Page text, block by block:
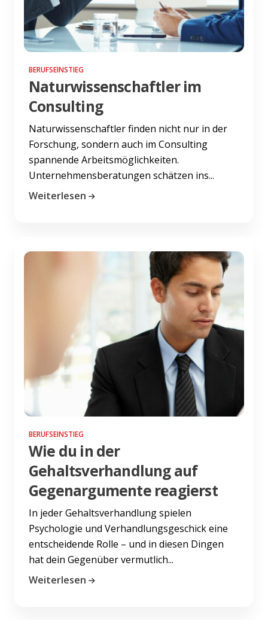
BERUFSEINSTIEG
Naturwissenschaftler im
Consulting
Naturwissenschaftler finden nicht nur in der
Forschung, sondern auch im Consulting
spannende Arbeitsmöglichkeiten.
Unternehmensberatungen schätzen ins...
Weiterlesen
BERUFSEINSTIEG
Wie du in der
Gehaltsverhandlung auf
Gegenargumente reagierst
In jeder Gehaltsverhandlung spielen
Psychologie und Verhandlungsgeschick eine
entscheidende Rolle – und in diesen Dingen
hat dein Gegenüber vermutlich...
Weiterlesen